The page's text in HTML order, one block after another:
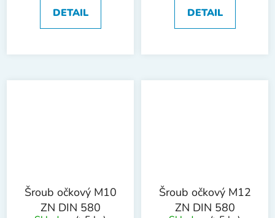
DETAIL DETAIL
Šroub očkový M10
ZN DIN 580
Šroub očkový M12
ZN DIN 580